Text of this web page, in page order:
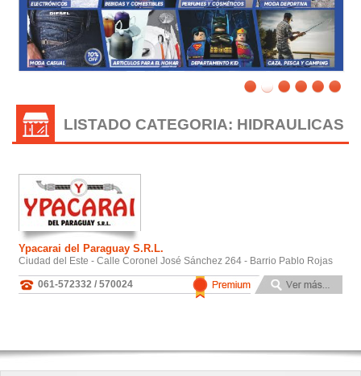
LISTADO CATEGORIA: HIDRAULICAS
Ypacarai del Paraguay S.R.L.
Ciudad del Este - Calle Coronel José Sánchez 264 - Barrio Pablo Rojas
061-572332 / 570024